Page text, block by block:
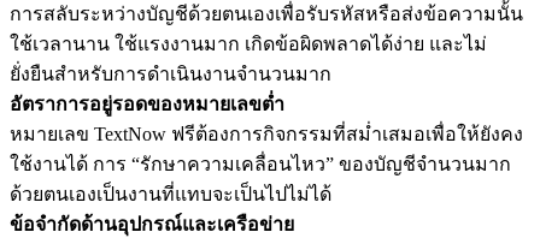
การสลับระหว่างบัญชีด้วยตนเองเพื่อรับรหัสหรือส่งข้อความนั้น
ใช้เวลานาน ใช้แรงงานมาก เกิดข้อผิดพลาดได้ง่าย และไม่
ยั่งยืนสำหรับการดำเนินงานจำนวนมาก
อัตราการอยู่รอดของหมายเลขต่ำ
หมายเลข TextNow ฟรีต้องการกิจกรรมที่สม่ำเสมอเพื่อให้ยังคง
ใช้งานได้ การ “รักษาความเคลื่อนไหว” ของบัญชีจำนวนมาก
ด้วยตนเองเป็นงานที่แทบจะเป็นไปไม่ได้
ข้อจำกัดด้านอุปกรณ์และเครือข่าย